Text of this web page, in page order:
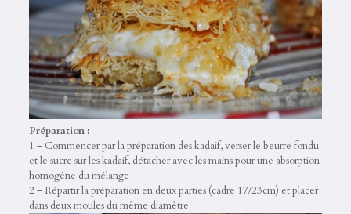
Préparation :
1 – Commencer par la préparation des kadaif, verser le beurre fondu
et le sucre sur les kadaif, détacher avec les mains pour une absorption
homogène du mélange
2 – Répartir la préparation en deux parties (cadre 17/23cm) et placer
dans deux moules du même diamètre